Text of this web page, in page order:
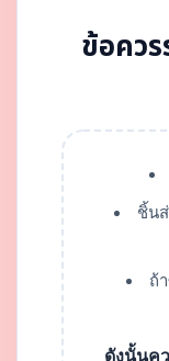
ข้อคว
ชิ้น
ถ้
ดังนั้นค